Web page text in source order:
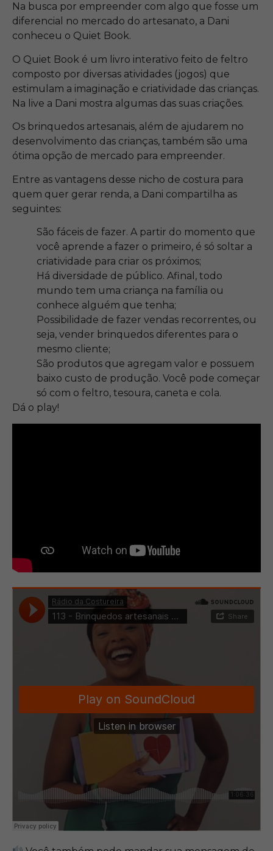
Na busca por empreender com algo que fosse um
diferencial no mercado do artesanato, a Dani
conheceu o Quiet Book.
O Quiet Book é um livro interativo feito de feltro
composto por diversas atividades (jogos) que
estimulam a imaginação e criatividade das crianças.
Na live a Dani mostra algumas das suas criações.
Os brinquedos artesanais, além de ajudarem no
desenvolvimento das crianças, também são uma
ótima opção de mercado para empreender.
Entre as vantagens desse nicho de costura para
quem quer gerar renda, a Dani compartilha as
seguintes:
São fáceis de fazer. A partir do momento que
você aprende a fazer o primeiro, é só soltar a
criatividade para criar os próximos;
Há diversidade de público. Afinal, todo
mundo tem uma criança na família ou
conhece alguém que tenha;
Possibilidade de fazer vendas recorrentes, ou
seja, vender brinquedos diferentes para o
mesmo cliente;
São produtos que agregam valor e possuem
baixo custo de produção. Você pode começar
só com o feltro, tesoura, caneta e cola.
Dá o play!